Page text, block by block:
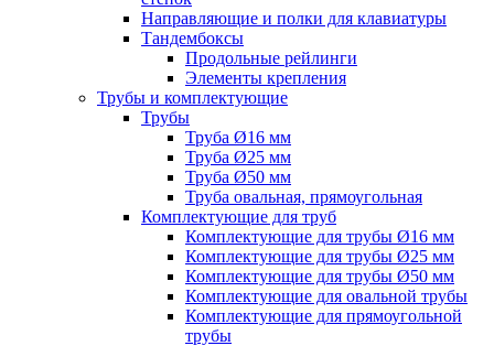
Направляющие и полки для клавиатуры
Тандембоксы
Продольные рейлинги
Элементы крепления
Трубы и комплектующие
Трубы
Труба Ø16 мм
Труба Ø25 мм
Труба Ø50 мм
Труба овальная, прямоугольная
Комплектующие для труб
Комплектующие для трубы Ø16 мм
Комплектующие для трубы Ø25 мм
Комплектующие для трубы Ø50 мм
Комплектующие для овальной трубы
Комплектующие для прямоугольной
трубы